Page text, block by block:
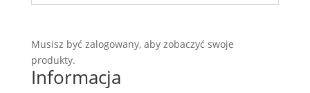
Musisz być zalogowany, aby zobaczyć swoje
produkty.
Informacja